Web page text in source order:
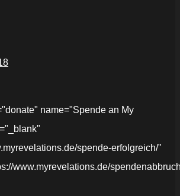
name="Spende an My
spende-erfolgreich/"
www.myrevelations.de/